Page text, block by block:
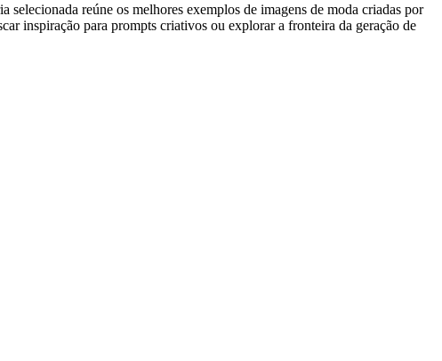
reúne os melhores exemplos de imagens de moda criadas por
inspiração para prompts criativos ou explorar a fronteira da geração de